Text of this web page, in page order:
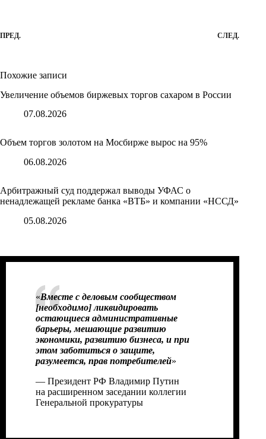
ПРЕД. СЛЕД.
Похожие записи
Увеличение объемов биржевых торгов сахаром в России
07.08.2026
Объем торгов золотом на Мосбирже вырос на 95%
06.08.2026
Арбитражный суд поддержал выводы УФАС о
ненадлежащей рекламе банка «ВТБ» и компании «НССД»
05.08.2026
«Вместе с деловым сообществом
[необходимо] ликвидировать
остающиеся административные
барьеры, мешающие развитию
экономики, развитию бизнеса, и при
этом заботиться о защите,
разумеется, прав потребителей»
— Президент РФ Владимир Путин
на расширенном заседании коллегии
Генеральной прокуратуры